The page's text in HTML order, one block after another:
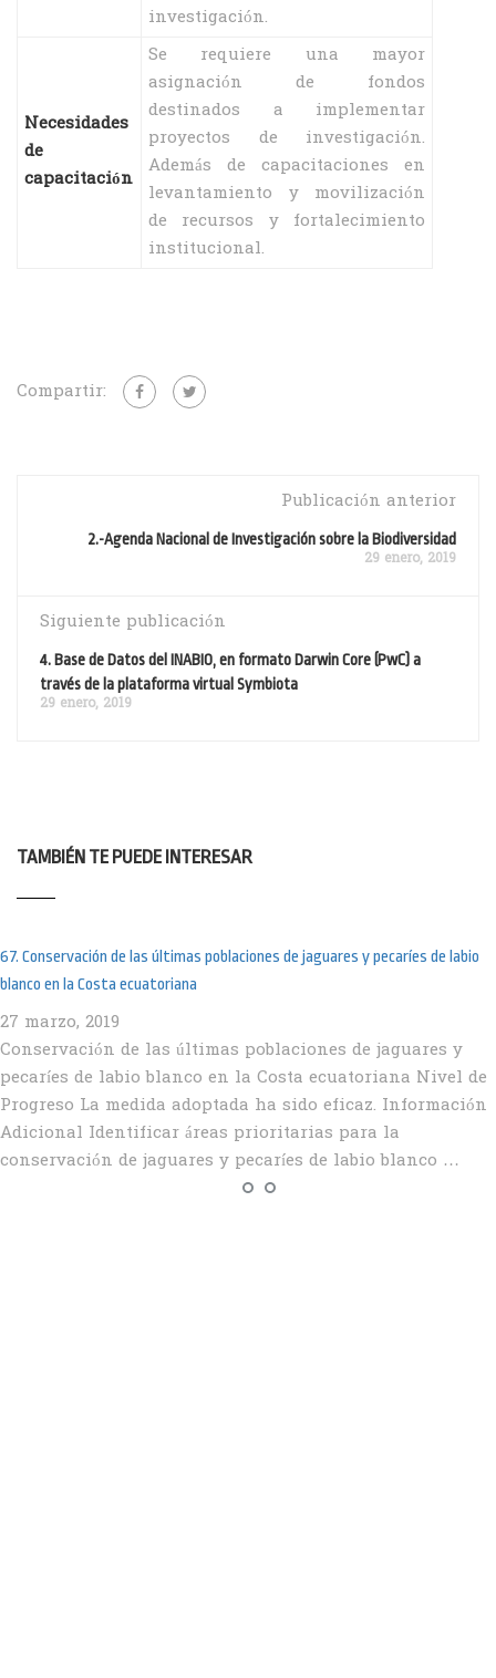
investigación.
Necesidades
de
capacitación
Se requiere una mayor
asignación de fondos
destinados a implementar
proyectos de investigación.
Además de capacitaciones en
levantamiento y movilización
de recursos y fortalecimiento
institucional.
Compartir:
Publicación anterior
2.-Agenda Nacional de Investigación sobre la Biodiversidad
29 enero, 2019
Siguiente publicación
4. Base de Datos del INABIO, en formato Darwin Core (PwC) a
través de la plataforma virtual Symbiota
29 enero, 2019
TAMBIÉN TE PUEDE INTERESAR
67. Conservación de las últimas poblaciones de jaguares y pecaríes de labio
blanco en la Costa ecuatoriana
27 marzo, 2019
Conservación de las últimas poblaciones de jaguares y
pecaríes de labio blanco en la Costa ecuatoriana Nivel de
Progreso La medida adoptada ha sido eficaz. Información
Adicional Identificar áreas prioritarias para la
conservación de jaguares y pecaríes de labio blanco …